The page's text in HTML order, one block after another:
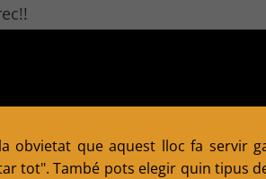
obvietat que aquest lloc fa servir
tot". També pots elegir quin tipus